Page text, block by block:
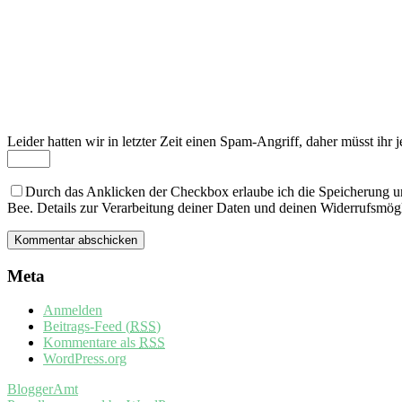
Leider hatten wir in letzter Zeit einen Spam-Angriff, daher müsst ihr
Durch das Anklicken der Checkbox erlaube ich die Speicherung
Bee. Details zur Verarbeitung deiner Daten und deinen
Meta
Anmelden
Beitrags-Feed (RSS)
Kommentare als RSS
WordPress.org
BloggerAmt